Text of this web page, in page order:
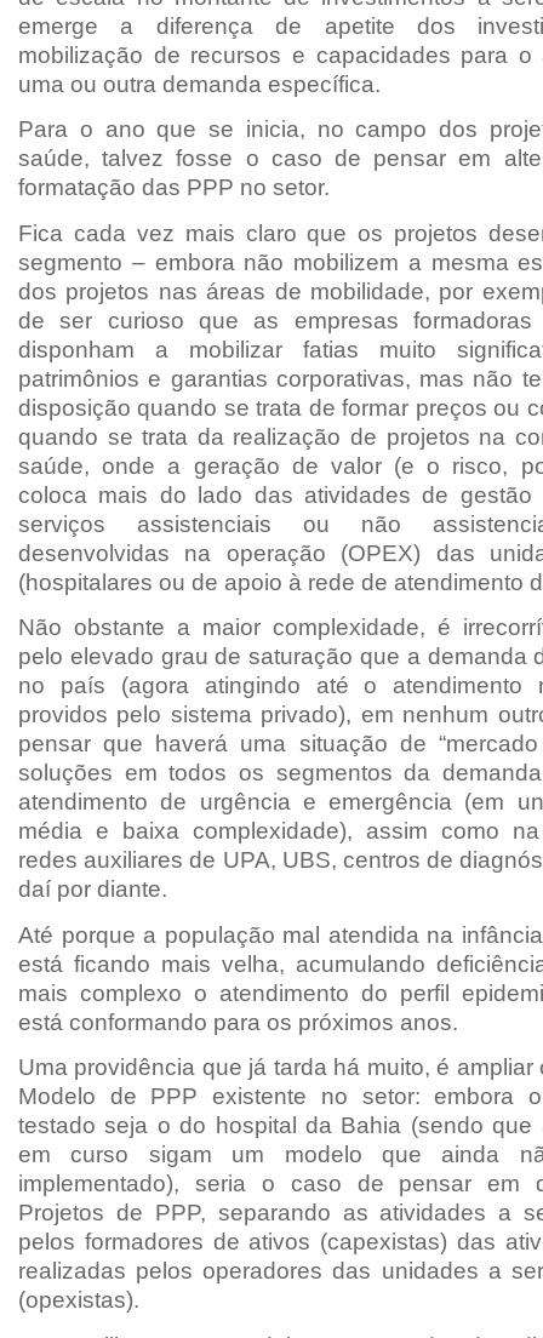
emerge a diferença de apetite dos
mobilização de recursos e capacidades para o
uma ou outra demanda específica.
Para o ano que se inicia, no campo dos
saúde, talvez fosse o caso de pensar em
formatação das PPP no setor.
Fica cada vez mais claro que os projetos
segmento – embora não mobilizem a mesma
dos projetos nas áreas de mobilidade, por
de ser curioso que as empresas
disponham a mobilizar fatias muito
patrimônios e garantias corporativas, mas não
disposição quando se trata de formar preços ou
quando se trata da realização de projetos na
saúde, onde a geração de valor (e o risco,
coloca mais do lado das atividades de
serviços assistenciais ou não
desenvolvidas na operação (OPEX) das
(hospitalares ou de apoio à rede de atendimento
Não obstante a maior complexidade, é
pelo elevado grau de saturação que a demanda
no país (agora atingindo até o atendimento
providos pelo sistema privado), em nenhum
pensar que haverá uma situação de “mercado
soluções em todos os segmentos da
atendimento de urgência e emergência (em
média e baixa complexidade), assim como
redes auxiliares de UPA, UBS, centros de
daí por diante.
Até porque a população mal atendida na
está ficando mais velha, acumulando
mais complexo o atendimento do perfil
está conformando para os próximos anos.
Uma providência que já tarda há muito, é
Modelo de PPP existente no setor: embora
testado seja o do hospital da Bahia (sendo que
em curso sigam um modelo que ainda
implementado), seria o caso de pensar em
Projetos de PPP, separando as atividades a
pelos formadores de ativos (capexistas) das
realizadas pelos operadores das unidades a
(opexistas).